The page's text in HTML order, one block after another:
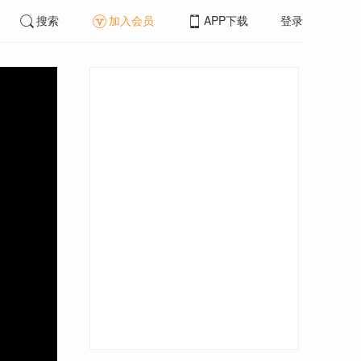
搜索 加入会员 APP下载 登录